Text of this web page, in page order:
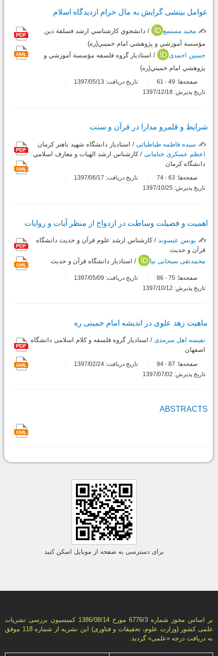
عوامل بینشی گرایش به ‌مال حرام ازدیدگاه اسلام
✍️ مجید مستمع
/ دانشجوي كارشناسي ارشد فسلفة دين
مؤسسة آموزشي و پژوهشي امام خميني(ره)
حسین احمدی
/ استاديار گروه فلسفه مؤسسة آموزشي و
پژوهشي امام خميني(ره)
صفحه‌ها: 49
-
تاریخ دریافت: 1397/05/13
تاریخ پذیرش: 1397/12/18
شرایط و قلمرو مدارا در قرآن و سنت
✍️ سیده فاطمه طباطبائی / استادیار دانشگاه شهید باهنر کرمان
اعظم عسکری خنامانی / كارشناس ارشد الهيات و معارف اسلامي
دانشگاه كرمان
صفحه‌ها: 63
-
تاریخ دریافت: 1397/06/17
تاریخ پذیرش: 1397/10/25
اهمیت و فضیلت وساطت در ازدواج از منظر آیات و روایات
✍️ یونس عیسوند / کارشناس ارشد علوم قرآن و حدیث دانشگاه
قرآن و حدیث
محمدتقی سبحانی نیا
/ استاديار دانشگاه قرآن و حدیث
صفحه‌ها: 75
-
تاریخ دریافت: 1397/05/09
تاریخ پذیرش: 1397/10/12
ماهیت زهد علوی در اندیشه امام خمینی ره
نفیسه اهل سرمدی / استادیار گروه فلسفه و کلام اسلامی دانشگاه
اصفهان
صفحه‌ها: 87
-
تاریخ دریافت: 1397/02/24
تاریخ پذیرش: 1397/07/02
ABSTRACTS
برای دسترسی به صفحه از موبایل اسکن کنید
بر اساس مجوز شماره 6776/3 مورخ 1386/08/14 كمیسیون بررسى نشریات
علمى كشور (وزارت علوم، تحقیقات و فناورى) این نشریه از شماره 118 موفق
به دریافت درجه «علمى» گردید.